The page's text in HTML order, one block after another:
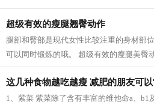
直，然而，看了一些没有后期修的图片之...
超级有效的瘦腿翘臀动作
腿部和臀部是现代女性比较注重的身材部
可以同时锻炼的哦。 超级有效的瘦腿美臀
瘦出性感美腿，同时还塑造紧致翘臀...
这几种食物越吃越瘦 减肥的朋友可
1、紫菜 紫菜除了含有丰富的维他命a、b1